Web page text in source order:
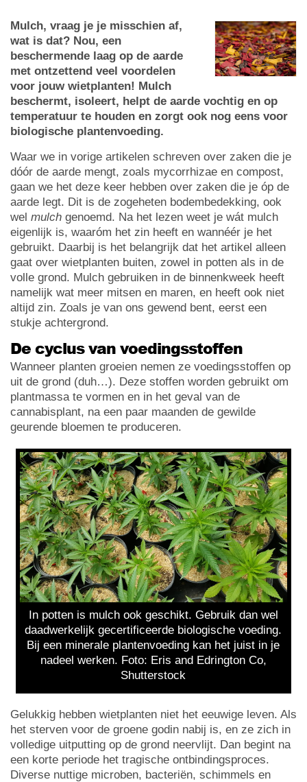
Mulch, vraag je je misschien af,
wat is dat? Nou, een
beschermende laag op de aarde
met ontzettend veel voordelen
voor jouw wietplanten! Mulch
beschermt, isoleert, helpt de aarde vochtig en op
temperatuur te houden en zorgt ook nog eens voor
biologische plantenvoeding.
Waar we in vorige artikelen schreven over zaken die je
dóór de aarde mengt, zoals mycorrhizae en compost,
gaan we het deze keer hebben over zaken die je óp de
aarde legt. Dit is de zogeheten bodembedekking, ook
wel mulch genoemd. Na het lezen weet je wát mulch
eigenlijk is, waaróm het zin heeft en wannéér je het
gebruikt. Daarbij is het belangrijk dat het artikel alleen
gaat over wietplanten buiten, zowel in potten als in de
volle grond. Mulch gebruiken in de binnenkweek heeft
namelijk wat meer mitsen en maren, en heeft ook niet
altijd zin. Zoals je van ons gewend bent, eerst een
stukje achtergrond.
De cyclus van voedingsstoffen
Wanneer planten groeien nemen ze voedingsstoffen op
uit de grond (duh…). Deze stoffen worden gebruikt om
plantmassa te vormen en in het geval van de
cannabisplant, na een paar maanden de gewilde
geurende bloemen te produceren.
In potten is mulch ook geschikt. Gebruik dan wel
daadwerkelijk gecertificeerde biologische voeding.
Bij een minerale plantenvoeding kan het juist in je
nadeel werken. Foto: Eris and Edrington Co,
Shutterstock
Gelukkig hebben wietplanten niet het eeuwige leven. Als
het sterven voor de groene godin nabij is, en ze zich in
volledige uitputting op de grond neervlijt. Dan begint na
een korte periode het tragische ontbindingsproces.
Diverse nuttige microben, bacteriën, schimmels en